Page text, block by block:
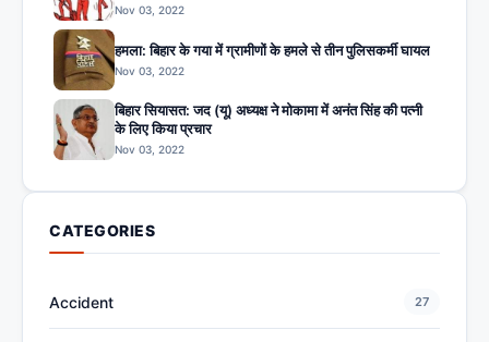
Nov 03, 2022
हमला: बिहार के गया में ग्रामीणों के हमले से तीन पुलिसकर्मी घायल
Nov 03, 2022
बिहार सियासत: जद (यू) अध्यक्ष ने मोकामा में अनंत सिंह की पत्नी
के लिए किया प्रचार
Nov 03, 2022
CATEGORIES
Accident 27